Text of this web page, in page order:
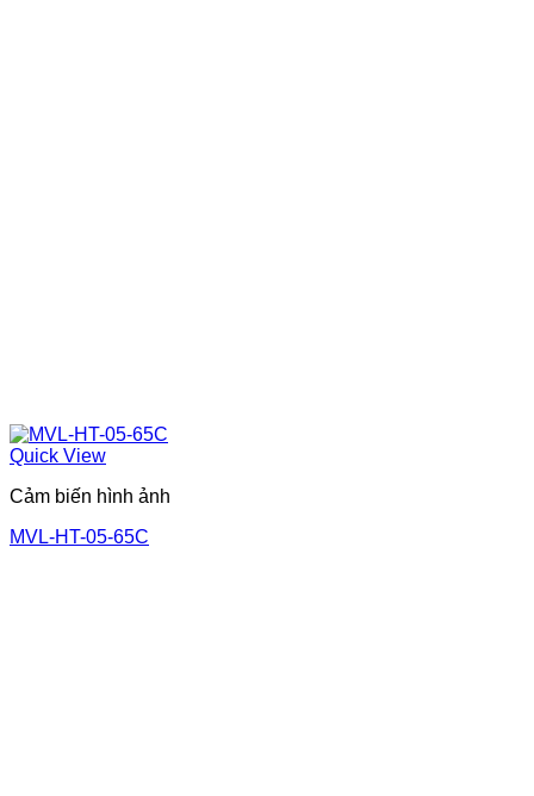
Quick View
Cảm biến hình ảnh
MVL-HT-05-65C